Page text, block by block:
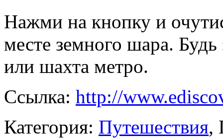
Нажми на кнопку и
месте земного шара.
или шахта метро.
Ссылка: http://
Категория: Путешествия